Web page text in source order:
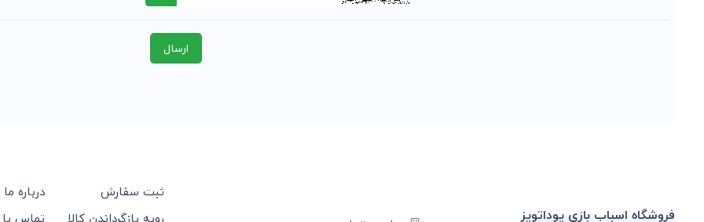
ارسال
فروشگاه اسباب بازی یوداتویز
ثبت سفارش
درباره ما